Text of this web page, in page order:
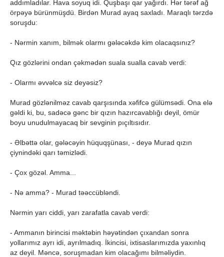
addımladılar. Hava soyuq idi. Quşbaşı qar yağırdı. Hər tərəf ağ
örpəyə bürünmüşdü. Birdən Murad ayaq saxladı. Maraqlı tərzdə
soruşdu:
- Nərmin xanım, bilmək olarmı gələcəkdə kim olacaqsınız?
Qız gözlərini ondan çəkmədən suala sualla cavab verdi:
- Olarmı əvvəlcə siz deyəsiz?
Murad gözlənilməz cavab qarşısında xəfifcə gülümsədi. Ona elə
gəldi ki, bu, sadəcə gənc bir qızın hazırcavablığı deyil, ömür
boyu unudulmayacaq bir sevginin pıçıltısıdır.
- Əlbəttə olar, gələcəyin hüquqşünası, - deyə Murad qızın
çiynindəki qarı təmizlədi.
- Çox gözəl. Amma...
- Nə amma? - Murad təəccübləndi.
Nərmin yarı ciddi, yarı zarafatla cavab verdi:
- Ammanın birincisi məktəbin həyətindən çıxandan sonra
yollarımız ayrı idi, ayrılmadıq. İkincisi, ixtisaslarımızda yaxınlıq
az deyil. Məncə, soruşmadan kim olacağımı bilməliydin.